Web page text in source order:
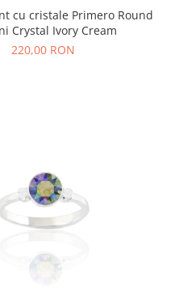
cu cristale Primero Round
Crystal Ivory Cream
220,00 RON